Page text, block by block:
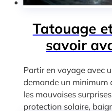
Tatouage
savoir
Partir en voyage avec
demande un minimum
les mauvaises
protection solaire,